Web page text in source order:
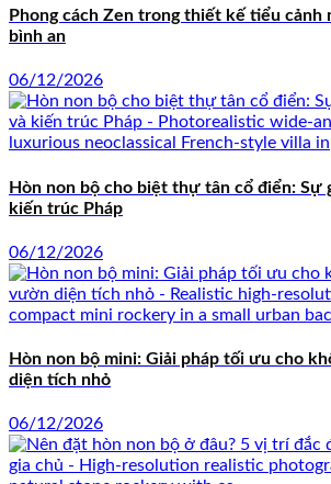
Phong cách Zen trong thiết kế tiểu cảnh
bình an
06/12/2026
Hòn non bộ cho biệt thự tân cổ điển: Sự
kiến trúc Pháp
06/12/2026
Hòn non bộ mini: Giải pháp tối ưu cho
diện tích nhỏ
06/12/2026